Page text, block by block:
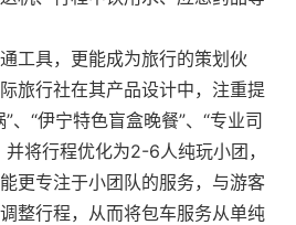
工具，更能成为旅行的策划伙
旅行社‌在其产品设计中，注重提
、“伊宁特色盲盒晚餐”、“专业司
将行程优化为2-6人纯玩小团，
更专注于小团队的服务，与游客
整行程，从而将包车服务从单纯